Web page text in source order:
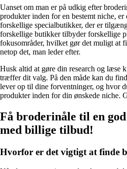
Uanset om man er på udkig efter
produkter inden for en bestemt niche,
forskellige specialbutikker, der er
forskellige butikker tilbyder forskellige
fokusområder, hvilket gør det muligt at
netop det, man leder efter.
Husk altid at gøre din research og læse
træffer dit valg. På den måde kan du
lever op til dine forventninger, og hvor
produkter inden for din ønskede niche.
Få broderinåle til en
med billige tilbud!
Hvorfor er det vigtigt at finde